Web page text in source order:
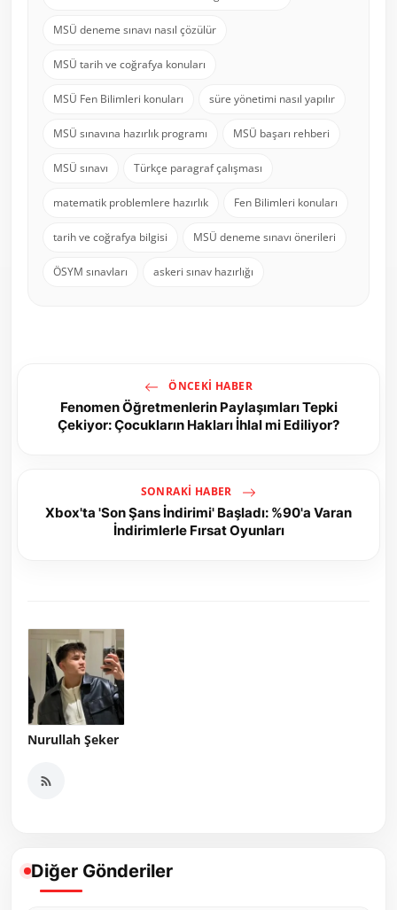
MSÜ deneme sınavı nasıl çözülür
MSÜ tarih ve coğrafya konuları
MSÜ Fen Bilimleri konuları süre yönetimi nasıl yapılır
MSÜ sınavına hazırlık programı MSÜ başarı rehberi
MSÜ sınavı Türkçe paragraf çalışması
matematik problemlere hazırlık Fen Bilimleri konuları
tarih ve coğrafya bilgisi MSÜ deneme sınavı önerileri
ÖSYM sınavları askeri sınav hazırlığı
ÖNCEKI HABER
Fenomen Öğretmenlerin Paylaşımları Tepki
Çekiyor: Çocukların Hakları İhlal mi Ediliyor?
SONRAKI HABER
Xbox'ta 'Son Şans İndirimi' Başladı: %90'a Varan
İndirimlerle Fırsat Oyunları
Nurullah Şeker
Diğer Gönderiler